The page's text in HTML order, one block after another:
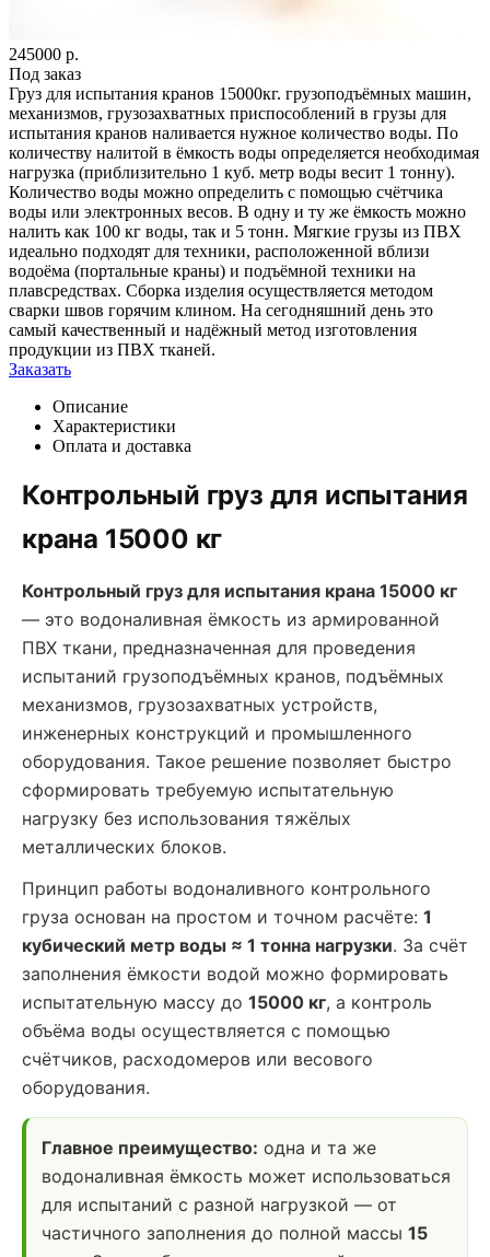
245000 р.
Под заказ
Груз для испытания кранов 15000кг. грузоподъёмных машин,
механизмов, грузозахватных приспособлений в грузы для
испытания кранов наливается нужное количество воды. По
количеству налитой в ёмкость воды определяется необходимая
нагрузка (приблизительно 1 куб. метр воды весит 1 тонну).
Количество воды можно определить с помощью счётчика
воды или электронных весов. В одну и ту же ёмкость можно
налить как 100 кг воды, так и 5 тонн. Мягкие грузы из ПВХ
идеально подходят для техники, расположенной вблизи
водоёма (портальные краны) и подъёмной техники на
плавсредствах. Сборка изделия осуществляется методом
сварки швов горячим клином. На сегодняшний день это
самый качественный и надёжный метод изготовления
продукции из ПВХ тканей.
Заказать
Описание
Характеристики
Оплата и доставка
Контрольный груз для испытания
крана 15000 кг
Контрольный груз для испытания крана 15000 кг
— это водоналивная ёмкость из армированной
ПВХ ткани, предназначенная для проведения
испытаний грузоподъёмных кранов, подъёмных
механизмов, грузозахватных устройств,
инженерных конструкций и промышленного
оборудования. Такое решение позволяет быстро
сформировать требуемую испытательную
нагрузку без использования тяжёлых
металлических блоков.
Принцип работы водоналивного контрольного
груза основан на простом и точном расчёте: 1
кубический метр воды ≈ 1 тонна нагрузки. За счёт
заполнения ёмкости водой можно формировать
испытательную массу до 15000 кг, а контроль
объёма воды осуществляется с помощью
счётчиков, расходомеров или весового
оборудования.
Главное преимущество: одна и та же
водоналивная ёмкость может использоваться
для испытаний с разной нагрузкой — от
частичного заполнения до полной массы 15